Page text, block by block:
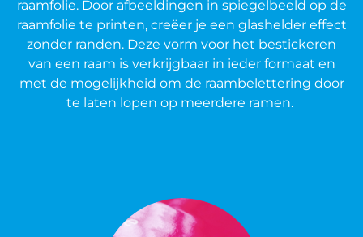
raamfolie. Door afbeeldingen in spiegelbeeld op de
raamfolie te printen, creëer je een glashelder effect
zonder randen. Deze vorm voor het bestickeren
van een raam is verkrijgbaar in ieder formaat en
met de mogelijkheid om de raambelettering door
te laten lopen op meerdere ramen.